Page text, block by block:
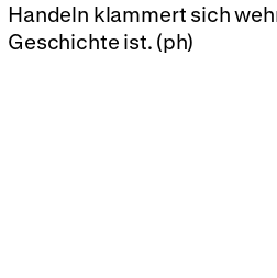
Handeln klammert sich
Geschichte ist. (ph)